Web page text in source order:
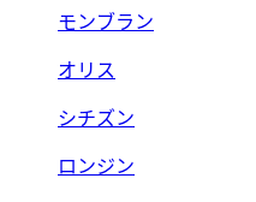
モンブラン
オリス
シチズン
ロンジン